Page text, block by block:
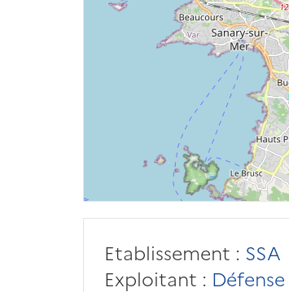
Etablissement : SSA
Exploitant : Défense